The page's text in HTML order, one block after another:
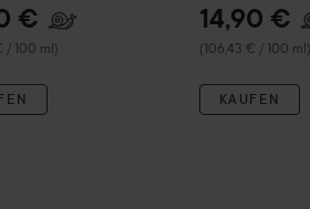
€
/ 100 ml)
14,90 €
(106,43 € / 100 ml)
KAUFEN